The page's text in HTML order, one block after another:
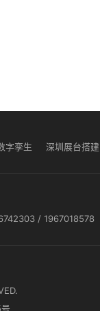
字孪生 深圳展台搭建
/ 1967018578